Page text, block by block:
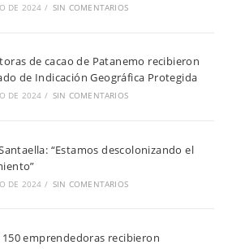
DE 2024 / SIN COMENTARIOS
de cacao de Patanemo recibieron
de Indicación Geográfica Protegida
DE 2024 / SIN COMENTARIOS
“Estamos descolonizando el
DE 2024 / SIN COMENTARIOS
150 emprendedoras recibieron